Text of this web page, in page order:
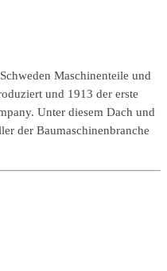
Maschinenteile und
und 1913 der erste
Unter diesem Dach und
der Baumaschinenbranche